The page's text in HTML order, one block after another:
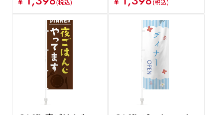
(税込) (税込)